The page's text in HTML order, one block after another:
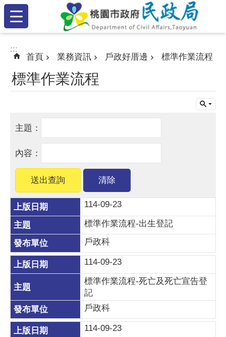
跳到主要內容區塊
:::
:::
:::
首頁 業務資訊 戶政好厝邊 標準作業流程
標準作業流程
114-09-23
標準作業流程-出生登記
戶政科
114-09-23
標準作業流程-死亡及死亡宣告登
記
戶政科
114-09-23